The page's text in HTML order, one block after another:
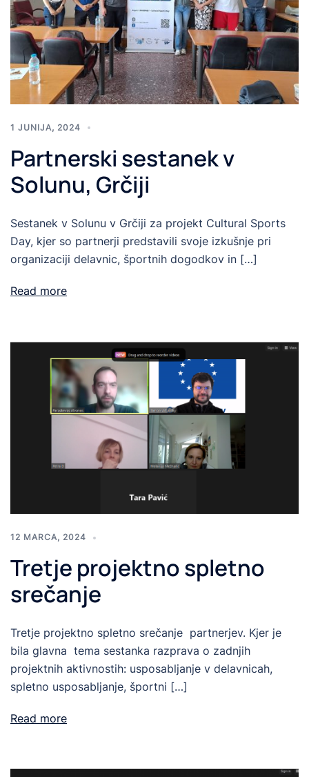
1 JUNIJA, 2024
Partnerski sestanek v
Solunu, Grčiji
Sestanek v Solunu v Grčiji za projekt Cultural Sports
Day, kjer so partnerji predstavili svoje izkušnje pri
organizaciji delavnic, športnih dogodkov in […]
Read more
12 MARCA, 2024
Tretje projektno spletno
srečanje
Tretje projektno spletno srečanje partnerjev. Kjer je
bila glavna tema sestanka razprava o zadnjih
projektnih aktivnostih: usposabljanje v delavnicah,
spletno usposabljanje, športni […]
Read more